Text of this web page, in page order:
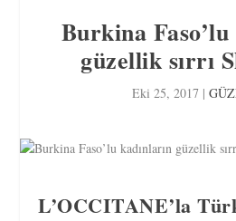
Burkina Faso’lu
güzellik sırrı
Eki 25, 2017 |
L’OCCITANE’la